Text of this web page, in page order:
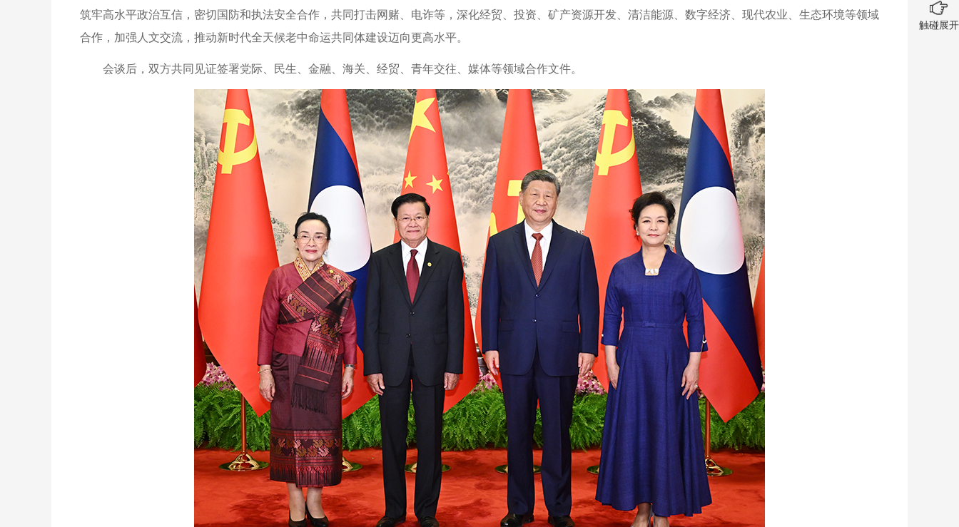
筑牢高水平政治互信，密切国防和执法安全合作，共同打击网赌、电诈等，深化经贸、投资、矿产资源开发、清洁能源、数字经济、现代农业、生态环境等领域
合作，加强人文交流，推动新时代全天候老中命运共同体建设迈向更高水平。
会谈后，双方共同见证签署党际、民生、金融、海关、经贸、青年交往、媒体等领域合作文件。
触碰展开